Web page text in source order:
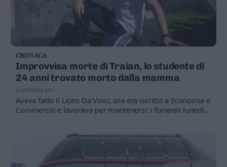
CRONACA
Improvvisa morte di Traian, lo studente di
24 anni trovato morto dalla mamma
Aveva fatto il Liceo Da Vinci, ora era iscritto a Economia e
Commercio e lavorava per mantenersi: i funerali lunedì
22 OTTOBRE 2021